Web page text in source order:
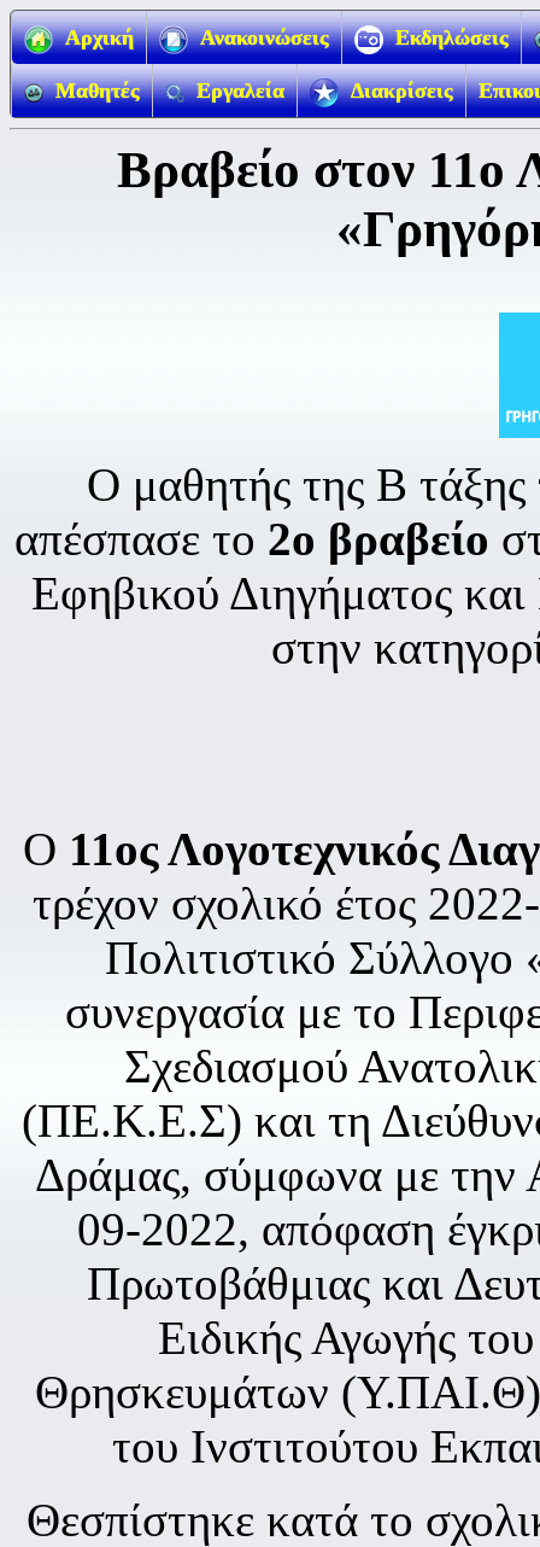
Αρχική Ανακοινώσεις Εκδηλώσεις
Μαθητές Εργαλεία Διακρίσεις
Βραβείο στον 11ο
Ο μαθητής της Β
απέσπασε το 2ο βραβείο
Εφηβικού Διηγήματος
στην
Ο 11ος Λογοτεχνικός
τρέχον σχολικό έτος
Πολιτιστικό Σύλλογο
συνεργασία με το
Σχεδιασμού
(ΠΕ.Κ.Ε.Σ) και τη
Δράμας, σύμφωνα με
09-2022, απόφαση
Πρωτοβάθμιας και
Ειδικής Αγωγής
Θρησκευμάτων
του Ινστιτούτου
Θεσπίστηκε κατά το